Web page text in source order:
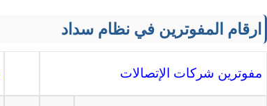
ارقام المفوترين في نظام سداد
مفوترين شركات الإتصالات